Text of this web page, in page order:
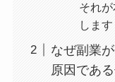
それ
します
なぜ副業
原因であ